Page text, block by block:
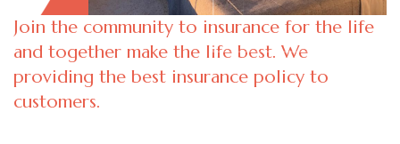
Join the community to insurance for the life
and together make the life best. We
providing the best insurance policy to
customers.